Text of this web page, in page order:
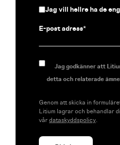
Jag vill hellre ha de
E-post adress*
Jag godkänner att
detta och relaterade
Genom att skicka in
Litium lagrar och behandlar
vårdataskyddspolicy.